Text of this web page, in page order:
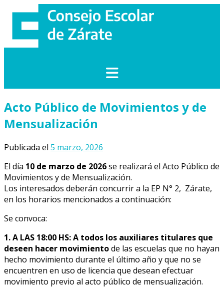
contenido
Acto Público de Movimientos y de
Mensualización
Publicada el 5 marzo, 2026
El día 10 de marzo de 2026se realizará el Acto Público de
Movimientos y de Mensualización.
Los interesados deberán concurrir a la EP N° 2, Zárate,
en los horarios mencionados a continuación:
Se convoca:
1. A LAS 18:00 HS: A todos los auxiliares titulares que
deseen hacer movimientode las escuelas que no hayan
hecho movimiento durante el último año y que no se
encuentren en uso de licencia que desean efectuar
movimiento previo al acto público de mensualización.